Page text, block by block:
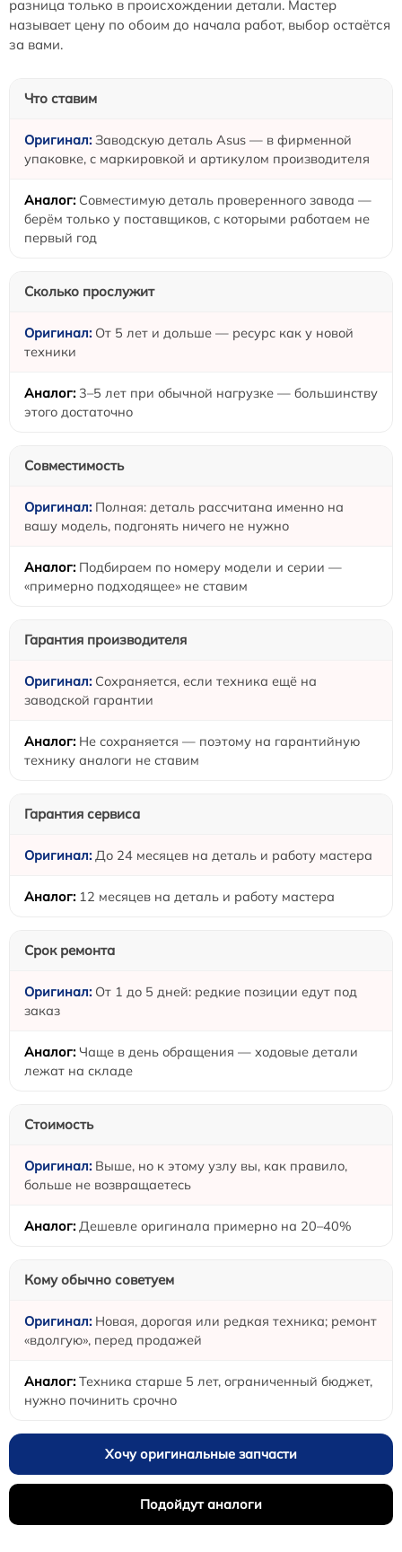
разница только в происхождении детали. Мастер
называет цену по обоим до начала работ, выбор остаётся
за вами.
Что ставим
Заводскую деталь Asus — в фирменной
упаковке, с маркировкой и артикулом производителя
Совместимую деталь проверенного завода —
берём только у поставщиков, с которыми работаем не
первый год
Сколько прослужит
От 5 лет и дольше — ресурс как у новой
техники
3–5 лет при обычной нагрузке — большинству
этого достаточно
Совместимость
Полная: деталь рассчитана именно на
вашу модель, подгонять ничего не нужно
Подбираем по номеру модели и серии —
«примерно подходящее» не ставим
Гарантия производителя
Сохраняется, если техника ещё на
заводской гарантии
Не сохраняется — поэтому на гарантийную
технику аналоги не ставим
Гарантия сервиса
До 24 месяцев на деталь и работу мастера
12 месяцев на деталь и работу мастера
Срок ремонта
От 1 до 5 дней: редкие позиции едут под
заказ
Чаще в день обращения — ходовые детали
лежат на складе
Стоимость
Выше, но к этому узлу вы, как правило,
больше не возвращаетесь
Дешевле оригинала примерно на 20–40%
Кому обычно советуем
Новая, дорогая или редкая техника; ремонт
«вдолгую», перед продажей
Техника старше 5 лет, ограниченный бюджет,
нужно починить срочно
Хочу оригинальные запчасти
Подойдут аналоги